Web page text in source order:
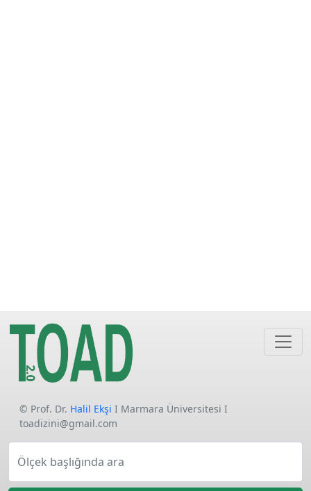
© Prof. Dr. Halil Ekşi I Marmara Üniversitesi I
toadizini@gmail.com
Ölçek başlığında ara